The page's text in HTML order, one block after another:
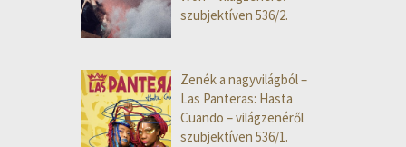
szubjektíven 536/2.
Zenék a nagyvilágból –
Las Panteras: Hasta
Cuando – világzenéről
szubjektíven 536/1.